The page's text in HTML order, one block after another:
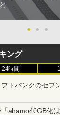
● ● ●
ング
24時間
トバンクのセブ
「ahamo40GB化